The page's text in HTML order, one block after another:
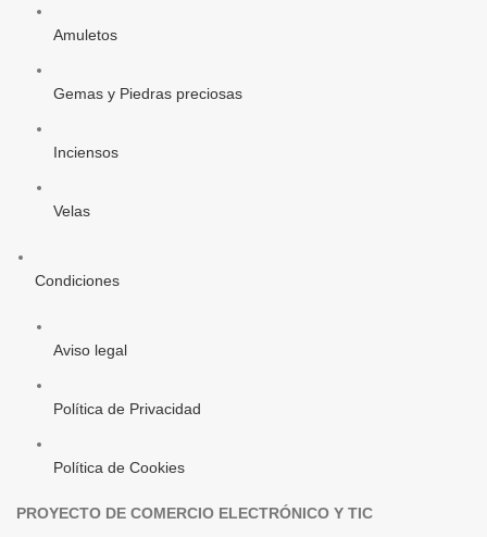
Amuletos
Gemas y Piedras preciosas
Inciensos
Velas
Condiciones
Aviso legal
Política de Privacidad
Política de Cookies
PROYECTO DE COMERCIO ELECTRÓNICO Y TIC